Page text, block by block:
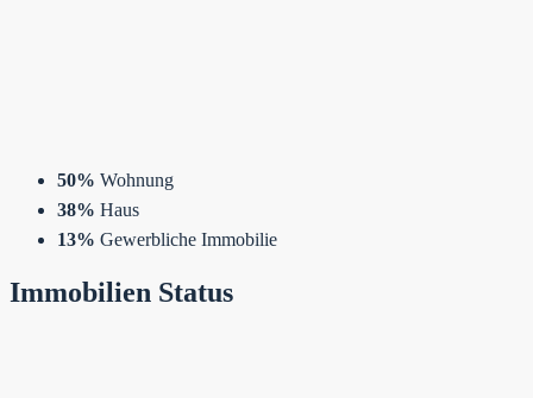
50% Wohnung
38% Haus
13% Gewerbliche Immobilie
Immobilien Status